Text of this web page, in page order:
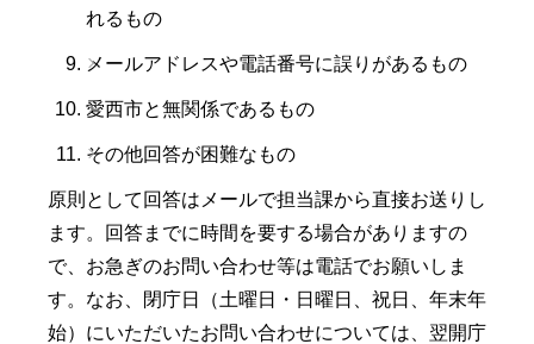
れるもの
メールアドレスや電話番号に誤りがあるもの
愛西市と無関係であるもの
その他回答が困難なもの
原則として回答はメールで担当課から直接お送りし
ます。回答までに時間を要する場合がありますの
で、お急ぎのお問い合わせ等は電話でお願いしま
す。なお、閉庁日（土曜日・日曜日、祝日、年末年
始）にいただいたお問い合わせについては、翌開庁